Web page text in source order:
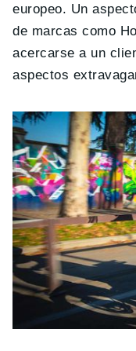
europeo. Un
de marcas como
acercarse a un
aspectos